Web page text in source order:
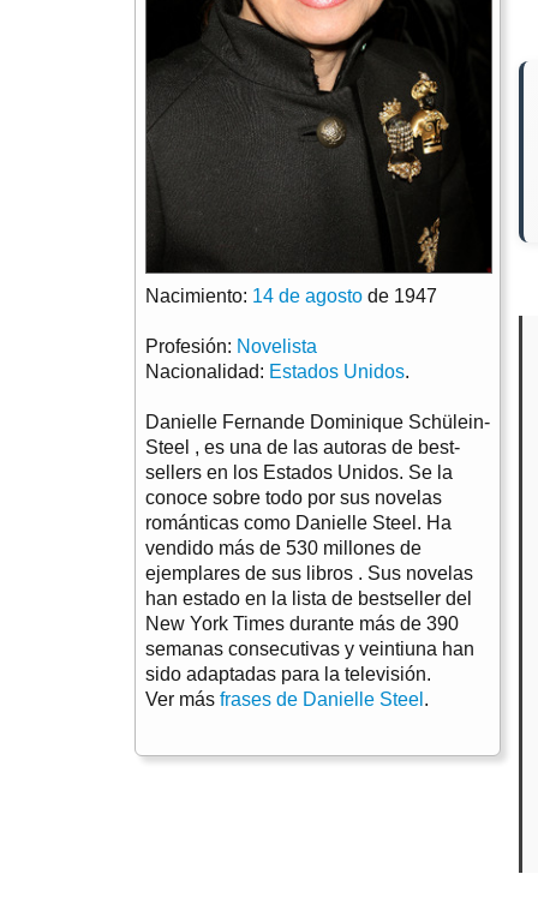
Nacimiento: 14 de agosto de 1947
Profesión: Novelista
Nacionalidad: Estados Unidos.
Danielle Fernande Dominique Schülein-
Steel , es una de las autoras de best-
sellers en los Estados Unidos. Se la
conoce sobre todo por sus novelas
románticas como Danielle Steel. Ha
vendido más de 530 millones de
ejemplares de sus libros . Sus novelas
han estado en la lista de bestseller del
New York Times durante más de 390
semanas consecutivas y veintiuna han
sido adaptadas para la televisión.
Ver más frases de Danielle Steel .